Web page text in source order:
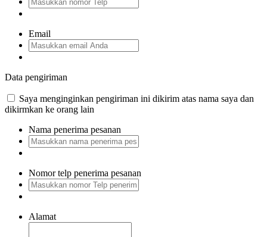
Email
Data pengiriman
Saya menginginkan pengiriman ini dikirim atas nama saya dan
dikirmkan ke orang lain
Nama penerima pesanan
Nomor telp penerima pesanan
Alamat